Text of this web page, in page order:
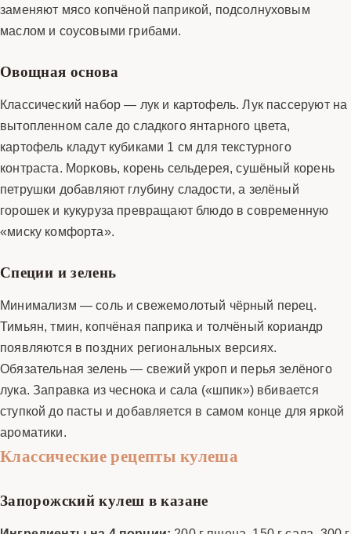
заменяют мясо копчёной паприкой, подсолнуховым
маслом и соусовыми грибами.
Овощная основа
Классический набор — лук и картофель. Лук пассеруют на
вытопленном сале до сладкого янтарного цвета,
картофель кладут кубиками 1 см для текстурного
контраста. Морковь, корень сельдерея, сушёный корень
петрушки добавляют глубину сладости, а зелёный
горошек и кукуруза превращают блюдо в современную
«миску комфорта».
Специи и зелень
Минимализм — соль и свежемолотый чёрный перец.
Тимьян, тмин, копчёная паприка и толчёный кориандр
появляются в поздних региональных версиях.
Обязательная зелень — свежий укроп и перья зелёного
лука. Заправка из чеснока и сала («шпик») вбивается
ступкой до пасты и добавляется в самом конце для яркой
ароматики.
Классические рецепты кулеша
Запорожский кулеш в казане